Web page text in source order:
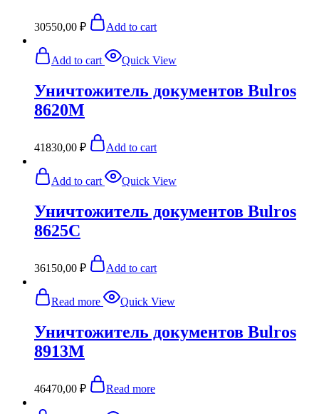
30550,00 ₽ Add to cart
Add to cart Quick View
Уничтожитель документов Bulros
8620M
41830,00 ₽ Add to cart
Add to cart Quick View
Уничтожитель документов Bulros
8625С
36150,00 ₽ Add to cart
Read more Quick View
Уничтожитель документов Bulros
8913M
46470,00 ₽ Read more